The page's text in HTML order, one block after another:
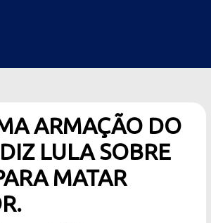
ARMAÇÃO DO
LULA SOBRE
MATAR